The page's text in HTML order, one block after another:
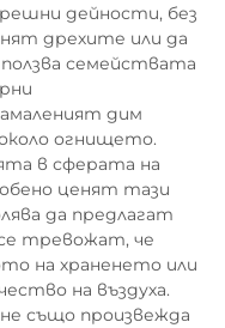
дейности, без
дрехите или да
семействата
дим
огнището.
в сферата на
ценят тази
да предлагат
тревожат, че
на храненето или
на въздуха.
също произвежда